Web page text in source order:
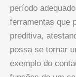
período
ferramentas que
preditiva,
possa se tornar
exemplo do